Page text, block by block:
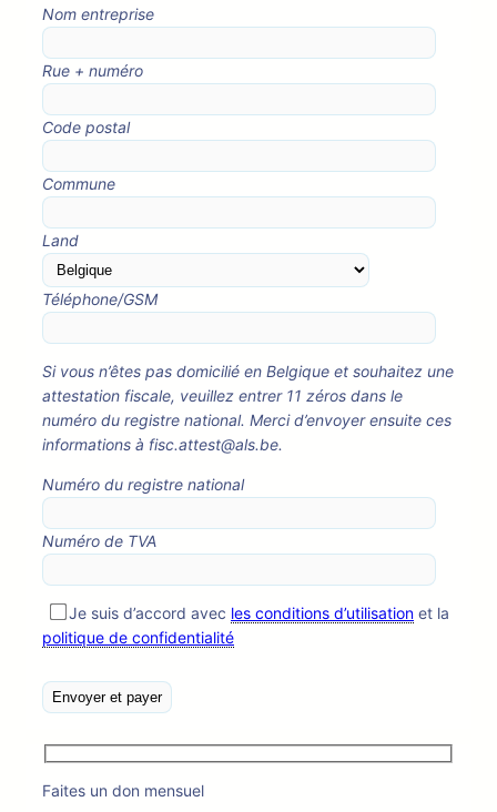
Nom entreprise
Rue + numéro
Code postal
Commune
Land
Téléphone/GSM
Si vous n’êtes pas domicilié en Belgique et souhaitez une
attestation fiscale, veuillez entrer 11 zéros dans le
numéro du registre national. Merci d’envoyer ensuite ces
informations à fisc.attest@als.be.
Numéro du registre national
Numéro de TVA
Je suis d’accord avec les conditions d’utilisation et la
politique de confidentialité
Faites un don mensuel